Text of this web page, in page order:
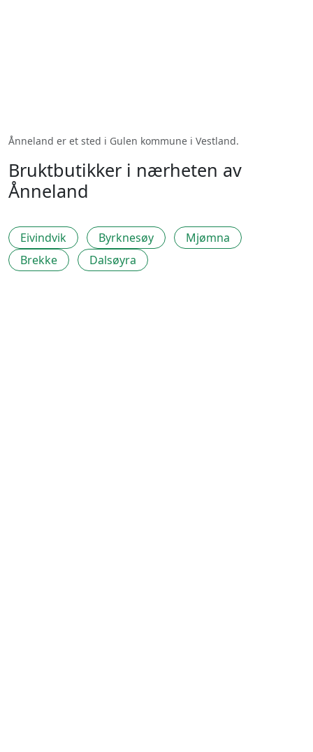
Ånneland er et sted i Gulen kommune i Vestland.
Bruktbutikker i nærheten av
Ånneland
Eivindvik Byrknesøy
Mjømna
Brekke
Dalsøyra